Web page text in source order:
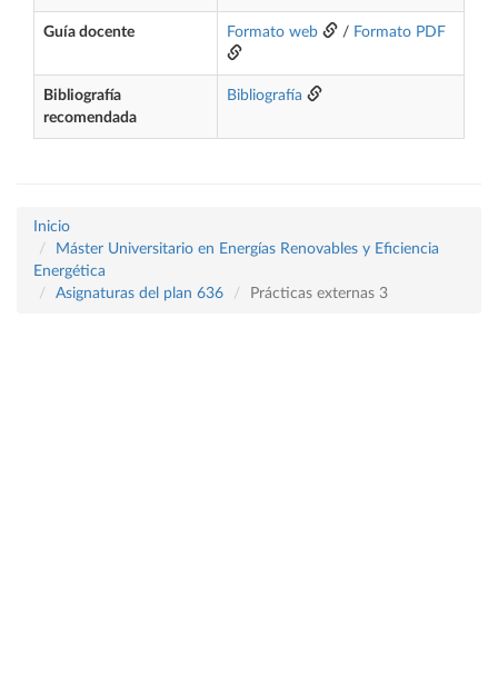
Guía docente Formato web / Formato PDF
Bibliografía
recomendada
Bibliografía
Inicio
Máster Universitario en Energías Renovables y Eficiencia
Energética
Asignaturas del plan 636
Prácticas externas 3